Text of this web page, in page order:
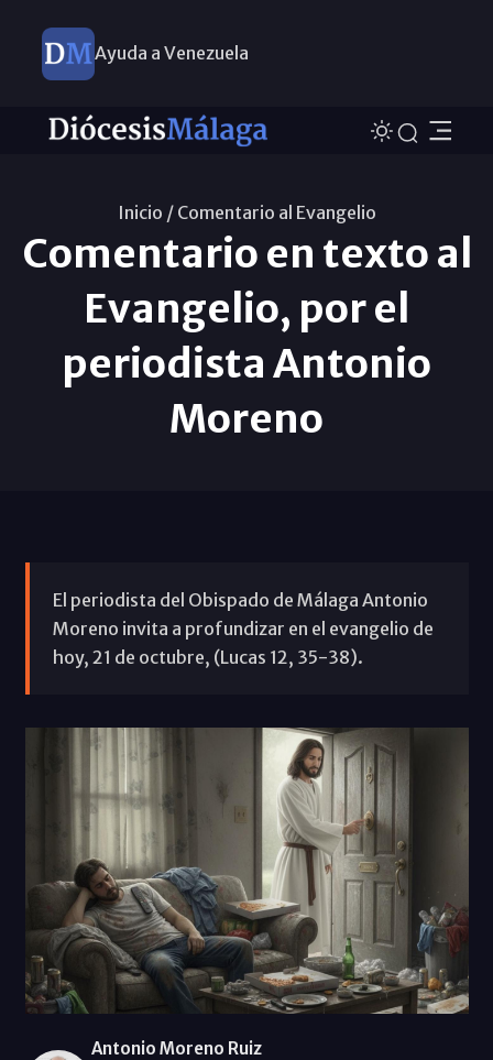
Ayuda a Venezuela
Inicio / Comentario al Evangelio
Comentario en texto al
Evangelio, por el
periodista Antonio
Moreno
El periodista del Obispado de Málaga Antonio
Moreno invita a profundizar en el evangelio de
hoy, 21 de octubre, (Lucas 12, 35-38).
Antonio Moreno Ruiz